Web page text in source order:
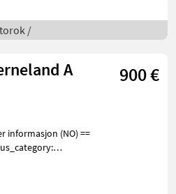
9443
/
A 900 €
informasjon (NO) ==